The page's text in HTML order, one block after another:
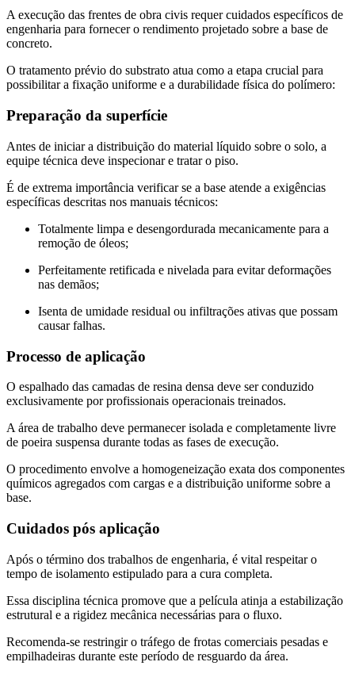
A execução das frentes de obra civis requer cuidados específicos de
engenharia para fornecer o rendimento projetado sobre a base de
concreto.
O tratamento prévio do substrato atua como a etapa crucial para
possibilitar a fixação uniforme e a durabilidade física do polímero:
Preparação da superfície
Antes de iniciar a distribuição do material líquido sobre o solo, a
equipe técnica deve inspecionar e tratar o piso.
É de extrema importância verificar se a base atende a exigências
específicas descritas nos manuais técnicos:
Totalmente limpa e desengordurada mecanicamente para a
remoção de óleos;
Perfeitamente retificada e nivelada para evitar deformações
nas demãos;
Isenta de umidade residual ou infiltrações ativas que possam
causar falhas.
Processo de aplicação
O espalhado das camadas de resina densa deve ser conduzido
exclusivamente por profissionais operacionais treinados.
A área de trabalho deve permanecer isolada e completamente livre
de poeira suspensa durante todas as fases de execução.
O procedimento envolve a homogeneização exata dos componentes
químicos agregados com cargas e a distribuição uniforme sobre a
base.
Cuidados pós aplicação
Após o término dos trabalhos de engenharia, é vital respeitar o
tempo de isolamento estipulado para a cura completa.
Essa disciplina técnica promove que a película atinja a estabilização
estrutural e a rigidez mecânica necessárias para o fluxo.
Recomenda-se restringir o tráfego de frotas comerciais pesadas e
empilhadeiras durante este período de resguardo da área.